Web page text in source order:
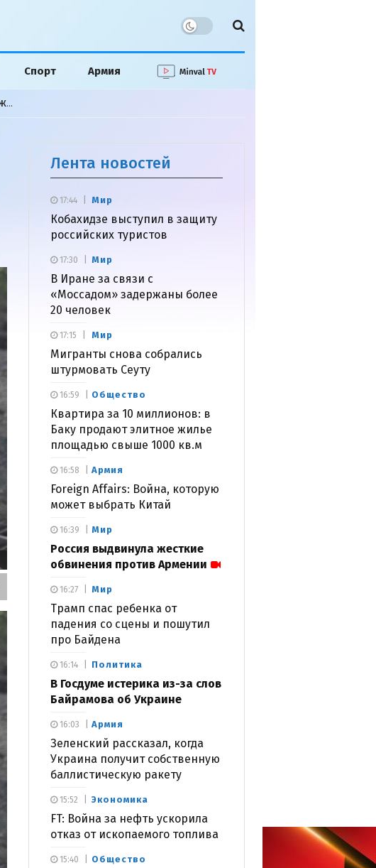
Спорт Армия
Байрамов и Сибига обсудили стратегическое партнерство Азербайджана и Украины
Лента новостей
Мир
Кобахидзе выступил в защиту
российских туристов
17:44
Мир
В Иране за связи с
«Моссадом» задержаны более
20 человек
17:30
Мир
Мигранты снова собрались
штурмовать Сеуту
17:15
Общество
Квартира за 10 миллионов: в
Баку продают элитное жилье
площадью свыше 1000 кв.м
16:59
Армия
Foreign Affairs: Война, которую
может выбрать Китай
16:58
Мир
Россия выдвинула жесткие
обвинения против Армении
16:39
Мир
Трамп спас ребенка от
падения со сцены и пошутил
про Байдена
16:27
Политика
В Госдуме истерика из-за слов
Байрамова об Украине
16:14
Армия
Зеленский рассказал, когда
Украина получит собственную
баллистическую ракету
16:03
Экономика
FT: Война за нефть ускорила
отказ от ископаемого топлива
15:52
Общество
15:40